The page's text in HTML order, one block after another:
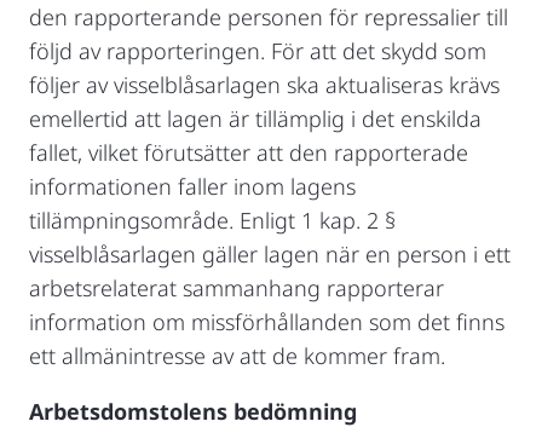
den rapporterande personen för repressalier till
följd av rapporteringen. För att det skydd som
följer av visselblåsarlagen ska aktualiseras krävs
emellertid att lagen är tillämplig i det enskilda
fallet, vilket förutsätter att den rapporterade
informationen faller inom lagens
tillämpningsområde. Enligt 1 kap. 2 §
visselblåsarlagen gäller lagen när en person i ett
arbetsrelaterat sammanhang rapporterar
information om missförhållanden som det finns
ett allmänintresse av att de kommer fram.
Arbetsdomstolens bedömning